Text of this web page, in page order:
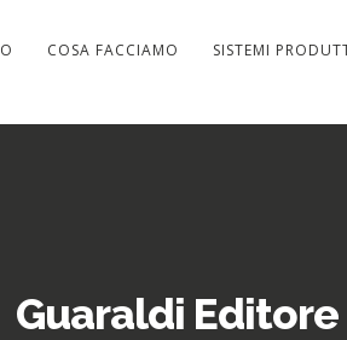
COSA FACCIAMO SISTEMI
Guaraldi Editore